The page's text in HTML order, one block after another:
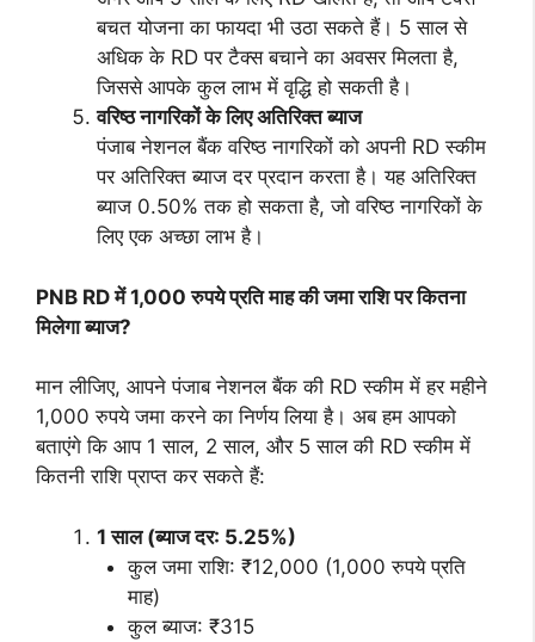
बचत योजना का फायदा भी उठा सकते हैं। 5 साल से
अधिक के RD पर टैक्स बचाने का अवसर मिलता है,
जिससे आपके कुल लाभ में वृद्धि हो सकती है।
वरिष्ठ नागरिकों के लिए अतिरिक्त ब्याज
पंजाब नेशनल बैंक वरिष्ठ नागरिकों को अपनी RD स्कीम
पर अतिरिक्त ब्याज दर प्रदान करता है। यह अतिरिक्त
ब्याज 0.50% तक हो सकता है, जो वरिष्ठ नागरिकों के
लिए एक अच्छा लाभ है।
PNB RD में 1,000 रुपये प्रति माह की जमा राशि पर कितना
मिलेगा ब्याज?
मान लीजिए, आपने पंजाब नेशनल बैंक की RD स्कीम में हर महीने
1,000 रुपये जमा करने का निर्णय लिया है। अब हम आपको
बताएंगे कि आप 1 साल, 2 साल, और 5 साल की RD स्कीम में
कितनी राशि प्राप्त कर सकते हैं:
1 साल (ब्याज दर: 5.25%)
कुल जमा राशि: ₹12,000 (1,000 रुपये प्रति
माह)
कुल ब्याज: ₹315